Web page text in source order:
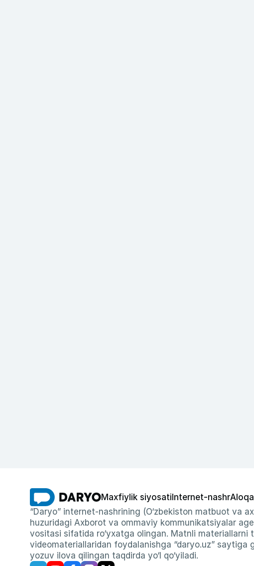
Maxfiylik siyosati Internet-nashr
“Daryo” internet-nashrining (O‘zbekiston matbuot va
huzuridagi Axborot va ommaviy kommunikatsiyalar
vositasi sifatida ro‘yxatga olingan. Matnli materiallarni
videomateriallaridan foydalanishga “daryo.uz” saytiga
yozuv ilova qilingan taqdirda yo‘l qo‘yiladi.